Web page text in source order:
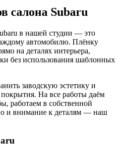
салона Subaru
в нашей студии — это
автомобилю. Плёнку
на деталях интерьера,
без использования шаблонных
заводскую эстетику и
покрытия. На все работы даём
работаем в собственной
и внимание к деталям — наш